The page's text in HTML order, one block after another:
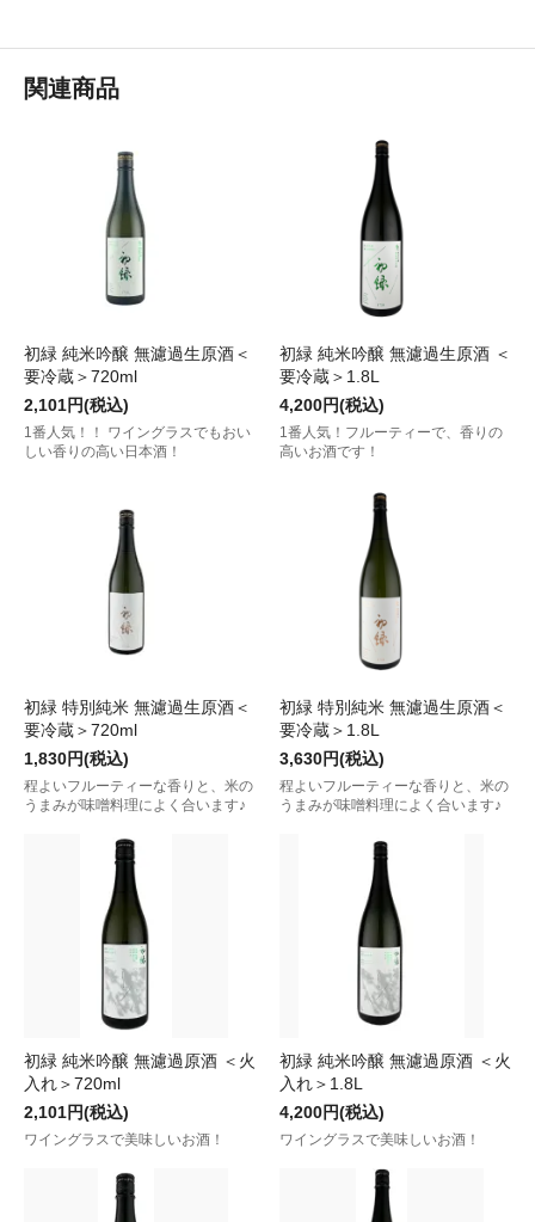
関連商品
初緑 純米吟醸 無濾過生原酒＜
要冷蔵＞720ml
2,101円(税込)
1番人気！！ ワイングラスでもおい
しい香りの高い日本酒！
初緑 純米吟醸 無濾過生原酒 ＜
要冷蔵＞1.8L
4,200円(税込)
1番人気！フルーティーで、香りの
高いお酒です！
初緑 特別純米 無濾過生原酒＜
要冷蔵＞720ml
1,830円(税込)
程よいフルーティーな香りと、米の
うまみが味噌料理によく合います♪
初緑 特別純米 無濾過生原酒＜
要冷蔵＞1.8L
3,630円(税込)
程よいフルーティーな香りと、米の
うまみが味噌料理によく合います♪
初緑 純米吟醸 無濾過原酒 ＜火
入れ＞720ml
2,101円(税込)
ワイングラスで美味しいお酒！
初緑 純米吟醸 無濾過原酒 ＜火
入れ＞1.8L
4,200円(税込)
ワイングラスで美味しいお酒！